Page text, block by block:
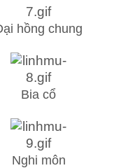
hồng chung
Bia cổ
Nghi môn